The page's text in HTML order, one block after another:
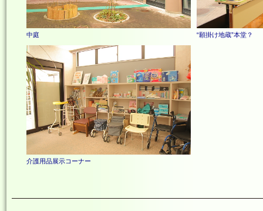
中庭 “願掛け地蔵”本堂？
介護用品展示コーナー